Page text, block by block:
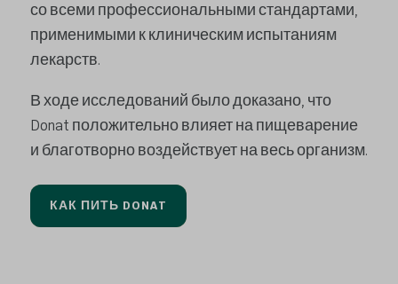
со всеми профессиональными стандартами,
применимыми к клиническим испытаниям
лекарств.
В ходе исследований было доказано, что
Donat положительно влияет на пищеварение
и благотворно воздействует на весь организм.
КАК ПИТЬ DONAT